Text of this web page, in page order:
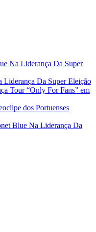
Na Liderança Da Super
Liderança Da Super Eleição
Tour “Only For Fans” em
dos Portuenses
Blue Na Liderança Da